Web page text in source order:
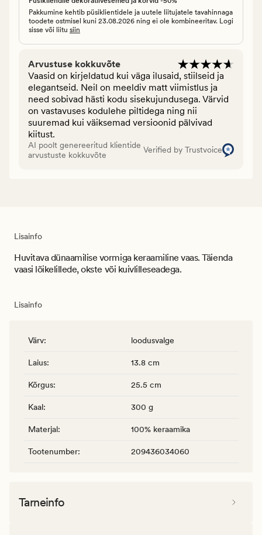
Pakkumine kehtib püsiklientidele ja uutele liitujatele tavahinnaga
toodete ostmisel kuni 23.08.2026 ning ei ole kombineeritav. Logi
sisse või liitu siin
Arvustuse kokkuvõte
Vaasid on kirjeldatud kui väga ilusaid, stiilseid ja
elegantseid. Neil on meeldiv matt viimistlus ja
need sobivad hästi kodu sisekujundusega. Värvid
on vastavuses kodulehe piltidega ning nii
suuremad kui väiksemad versioonid pälvivad
kiitust.
AI poolt genereeritud klientide
arvustuste kokkuvõte
Verified by Trustvoice
Lisainfo
Huvitava dünaamilise vormiga keraamiline vaas. Täienda
vaasi lõikelillede, okste või kuivlilleseadega.
Lisainfo
Värv: loodusvalge
Laius: 13.8 cm
Kõrgus: 25.5 cm
Kaal: 300 g
Materjal: 100% keraamika
Tootenumber: 209436034060
Tarneinfo